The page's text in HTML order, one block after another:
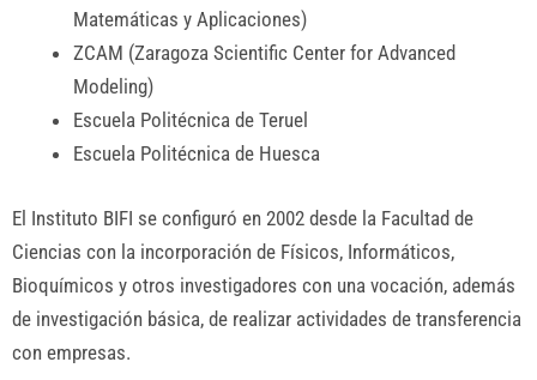
Matemáticas y Aplicaciones)
ZCAM (Zaragoza Scientific Center for Advanced
Modeling)
Escuela Politécnica de Teruel
Escuela Politécnica de Huesca
El Instituto BIFI se configuró en 2002 desde la Facultad de
Ciencias con la incorporación de Físicos, Informáticos,
Bioquímicos y otros investigadores con una vocación, además
de investigación básica, de realizar actividades de transferencia
con empresas.